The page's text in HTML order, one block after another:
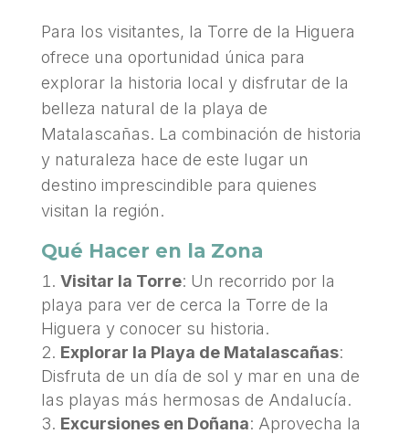
Para los visitantes, la Torre de la Higuera
ofrece una oportunidad única para
explorar la historia local y disfrutar de la
belleza natural de la playa de
Matalascañas. La combinación de historia
y naturaleza hace de este lugar un
destino imprescindible para quienes
visitan la región.
Qué Hacer en la Zona
Visitar la Torre: Un recorrido por la
playa para ver de cerca la Torre de la
Higuera y conocer su historia.
Explorar la Playa de Matalascañas:
Disfruta de un día de sol y mar en una de
las playas más hermosas de Andalucía.
Excursiones en Doñana: Aprovecha la